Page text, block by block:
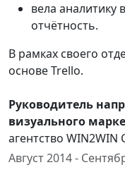
вела аналитику
отчётность.
В рамках своего
основе Trello.
Руководитель
визуального
агентство WIN2WIN
Август 2014 -